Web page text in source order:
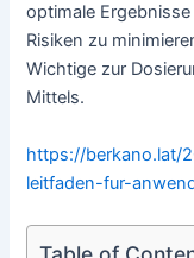
optimale
Risiken zu
Wichtige zur
Mittels.
https://berkano.lat/
leitfaden-fur-